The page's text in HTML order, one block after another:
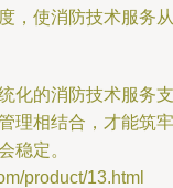
，使消防技术服务从
化的消防技术服务支
理相结合，才能筑牢
稳定。
product/13.html